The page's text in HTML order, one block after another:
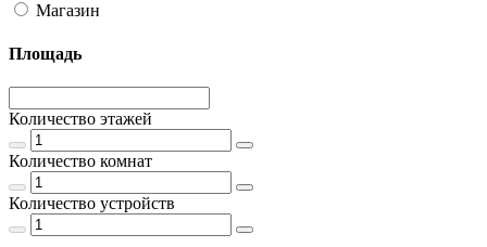
Магазин
Площадь
Количество этажей
Количество комнат
Количество устройств